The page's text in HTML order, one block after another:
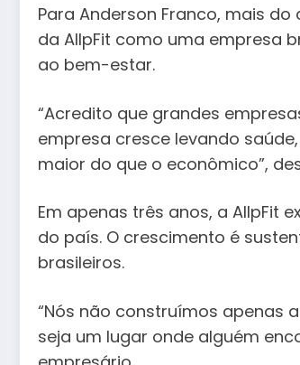
Para Anderson Franco, mais
da AllpFit como uma empresa
ao bem-estar.
“Acredito que grandes
empresa cresce levando
maior do que o econômico”,
Em apenas três anos, a AllpFit
do país. O crescimento é
brasileiros.
“Nós não construímos apenas
seja um lugar onde alguém